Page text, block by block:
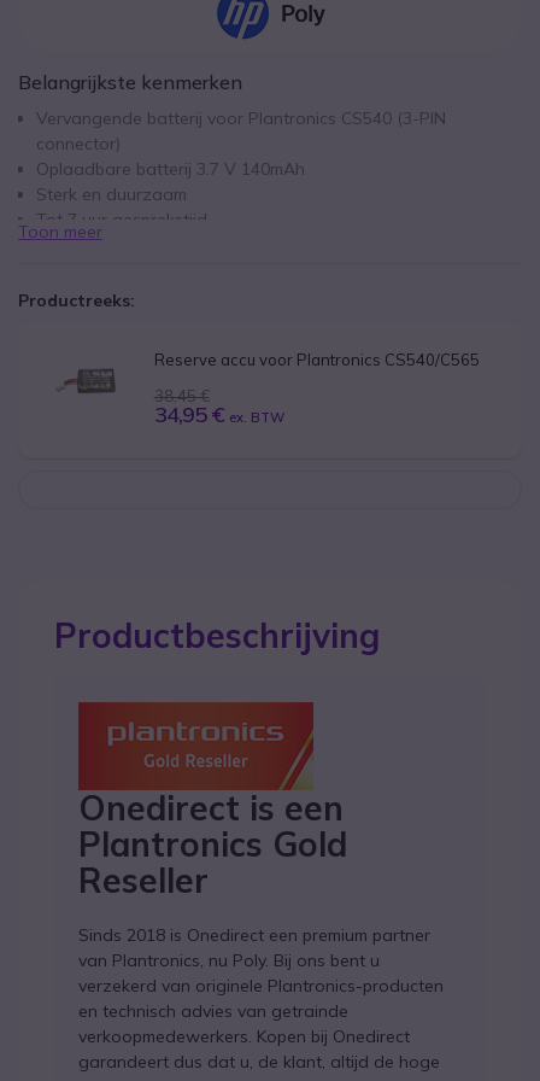
Belangrijkste kenmerken
Vervangende batterij voor Plantronics CS540 (3-PIN
connector)
Oplaadbare batterij 3.7 V 140mAh
Sterk en duurzaam
Tot 7 uur gesprekstijd
Oplaadtijd 3h
Toon meer
Productreeks:
Reserve accu voor Plantronics CS540/C565
38,45 €
34,95 € ex. BTW
Productbeschrijving
Onedirect is een
Plantronics Gold
Reseller
Sinds 2018 is Onedirect een premium partner
van Plantronics, nu Poly. Bij ons bent u
verzekerd van originele Plantronics-producten
en technisch advies van getrainde
verkoopmedewerkers. Kopen bij Onedirect
garandeert dus dat u, de klant, altijd de hoge